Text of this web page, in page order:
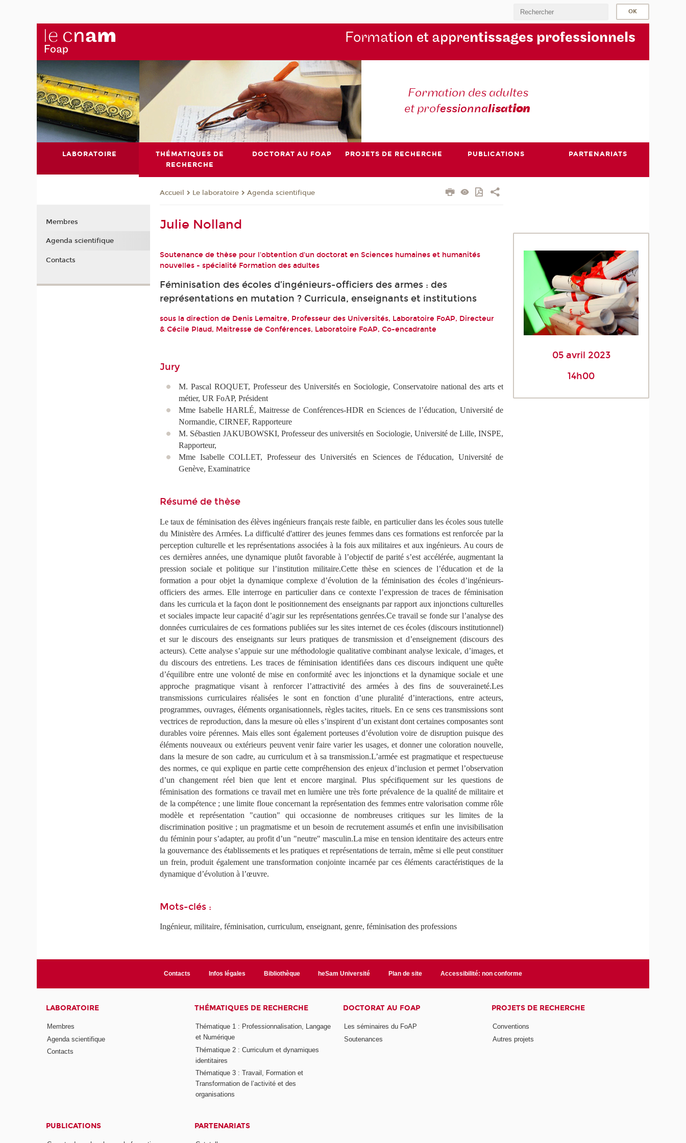
Formation et apprentissages professionnels
Formation des adultes
et professionnalisation
LABORATOIRE
THÉMATIQUES DE
RECHERCHE
DOCTORAT AU FOAP PROJETS DE RECHERCHE PUBLICATIONS PARTENARIATS
Accueil Le laboratoire Agenda scientifique
Julie Nolland
Soutenance de thèse pour l'obtention d'un doctorat en Sciences humaines et humanités
nouvelles - spécialité Formation des adultes
Féminisation des écoles d’ingénieurs-officiers des armes : des
représentations en mutation ? Curricula, enseignants et institutions
sous la direction de Denis Lemaitre, Professeur des Universités, Laboratoire FoAP, Directeur
& Cécile Plaud, Maitresse de Conférences, Laboratoire FoAP, Co-encadrante
Jury
M. Pascal ROQUET, Professeur des Universités en Sociologie, Conservatoire national des arts et
métier, UR FoAP, Président
Mme Isabelle HARLÉ, Maitresse de Conférences-HDR en Sciences de l’éducation, Université de
Normandie, CIRNEF, Rapporteure
M. Sébastien JAKUBOWSKI, Professeur des universités en Sociologie, Université de Lille, INSPE,
Rapporteur,
Mme Isabelle COLLET, Professeur des Universités en Sciences de l'éducation, Université de
Genève, Examinatrice
Résumé de thèse
Le taux de féminisation des élèves ingénieurs français reste faible, en particulier dans les écoles sous tutelle
du Ministère des Armées. La difficulté d'attirer des jeunes femmes dans ces formations est renforcée par la
perception culturelle et les représentations associées à la fois aux militaires et aux ingénieurs. Au cours de
ces dernières années, une dynamique plutôt favorable à l’objectif de parité s’est accélérée, augmentant la
pression sociale et politique sur l’institution militaire.Cette thèse en sciences de l’éducation et de la
formation a pour objet la dynamique complexe d’évolution de la féminisation des écoles d’ingénieurs-
officiers des armes. Elle interroge en particulier dans ce contexte l’expression de traces de féminisation
dans les curricula et la façon dont le positionnement des enseignants par rapport aux injonctions culturelles
et sociales impacte leur capacité d’agir sur les représentations genrées.Ce travail se fonde sur l’analyse des
données curriculaires de ces formations publiées sur les sites internet de ces écoles (discours institutionnel)
et sur le discours des enseignants sur leurs pratiques de transmission et d’enseignement (discours des
acteurs). Cette analyse s’appuie sur une méthodologie qualitative combinant analyse lexicale, d’images, et
du discours des entretiens. Les traces de féminisation identifiées dans ces discours indiquent une quête
d’équilibre entre une volonté de mise en conformité avec les injonctions et la dynamique sociale et une
approche pragmatique visant à renforcer l’attractivité des armées à des fins de souveraineté.Les
transmissions curriculaires réalisées le sont en fonction d’une pluralité d’interactions, entre acteurs,
programmes, ouvrages, éléments organisationnels, règles tacites, rituels. En ce sens ces transmissions sont
vectrices de reproduction, dans la mesure où elles s’inspirent d’un existant dont certaines composantes sont
durables voire pérennes. Mais elles sont également porteuses d’évolution voire de disruption puisque des
éléments nouveaux ou extérieurs peuvent venir faire varier les usages, et donner une coloration nouvelle,
dans la mesure de son cadre, au curriculum et à sa transmission.L’armée est pragmatique et respectueuse
des normes, ce qui explique en partie cette compréhension des enjeux d’inclusion et permet l’observation
d’un changement réel bien que lent et encore marginal. Plus spécifiquement sur les questions de
féminisation des formations ce travail met en lumière une très forte prévalence de la qualité de militaire et
de la compétence ; une limite floue concernant la représentation des femmes entre valorisation comme rôle
modèle et représentation "caution" qui occasionne de nombreuses critiques sur les limites de la
discrimination positive ; un pragmatisme et un besoin de recrutement assumés et enfin une invisibilisation
du féminin pour s’adapter, au profit d’un "neutre" masculin.La mise en tension identitaire des acteurs entre
la gouvernance des établissements et les pratiques et représentations de terrain, même si elle peut constituer
un frein, produit également une transformation conjointe incarnée par ces éléments caractéristiques de la
dynamique d’évolution à l’œuvre.
Mots-clés :
Ingénieur, militaire, féminisation, curriculum, enseignant, genre, féminisation des professions
05 avril 2023
14h00
Membres
Agenda scientifique
Contacts
Contacts Infos légales Bibliothèque heSam Université Plan de site Accessibilité: non conforme
LABORATOIRE
Membres
Agenda scientifique
Contacts
THÉMATIQUES DE RECHERCHE
Thématique 1 : Professionnalisation, Langage
et Numérique
Thématique 2 : Curriculum et dynamiques
identitaires
Thématique 3 : Travail, Formation et
Transformation de l’activité et des
organisations
DOCTORAT AU FOAP
Les séminaires du FoAP
Soutenances
PROJETS DE RECHERCHE
Conventions
Autres projets
PUBLICATIONS PARTENARIATS